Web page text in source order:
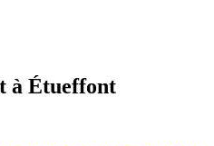
à Étueffont